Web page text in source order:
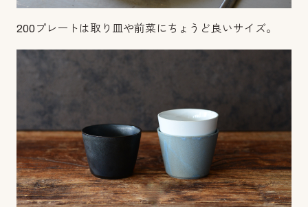
200プレートは取り皿や前菜にちょうど良いサイズ。